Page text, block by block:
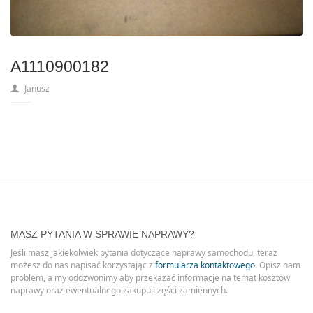
A1110900182
Janusz
MASZ PYTANIA W SPRAWIE NAPRAWY?
Jeśli masz jakiekolwiek pytania dotyczące naprawy samochodu, teraz
możesz do nas napisać korzystając z formularza kontaktowego. Opisz nam
problem, a my oddzwonimy aby przekazać informacje na temat kosztów
naprawy oraz ewentualnego zakupu części zamiennych.